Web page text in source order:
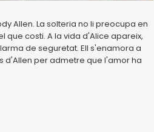
Allen. La solteria no li preocupa en
costi. A la vida d'Alice apareix,
de seguretat. Ell s'enamora a
d'Allen per admetre que l'amor ha